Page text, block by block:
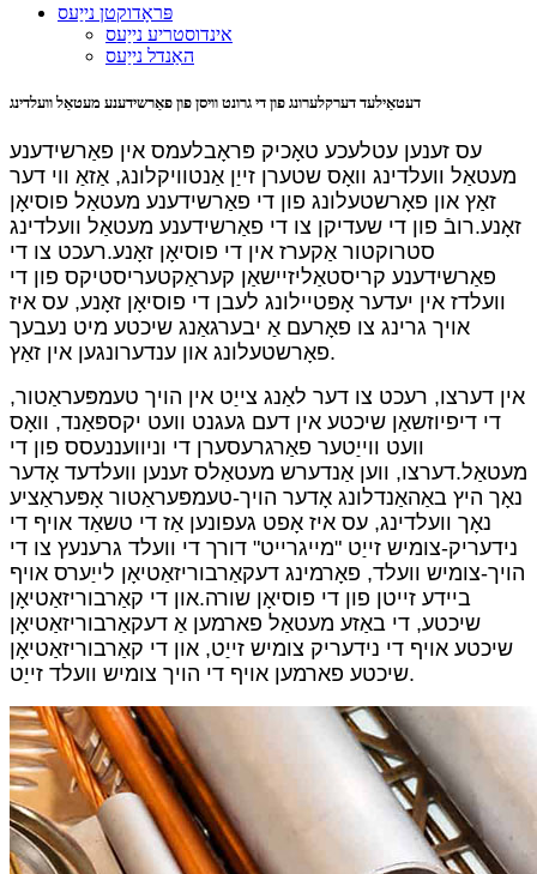
פּראָדוקטן נייַעס
אינדוסטריע נייַעס
האַנדל נייַעס
דעטאַילעד דערקלערונג פון די גרונט וויסן פון פאַרשידענע מעטאַל וועלדינג
עס זענען עטלעכע טאָכיק פּראָבלעמס אין פאַרשידענע
מעטאַל וועלדינג וואָס שטערן זייַן אַנטוויקלונג, אַזאַ ווי דער
זאַץ און פאָרשטעלונג פון די פאַרשידענע מעטאַל פוסיאָן
זאָנע.רובֿ פון די שעדיקן צו די פאַרשידענע מעטאַל וועלדינג
סטרוקטור אַקערז אין די פוסיאָן זאָנע.רעכט צו די
פאַרשידענע קריסטאַליזיישאַן קעראַקטעריסטיקס פון די
וועלדז אין יעדער אָפּטיילונג לעבן די פוסיאָן זאָנע, עס איז
אויך גרינג צו פאָרעם אַ יבערגאַנג שיכטע מיט נעבעך
פאָרשטעלונג און ענדערונגען אין זאַץ.
אין דערצו, רעכט צו דער לאַנג צייַט אין הויך טעמפּעראַטור,
די דיפיוזשאַן שיכטע אין דעם געגנט וועט יקספּאַנד, וואָס
וועט ווייַטער פאַרגרעסערן די וניוועננעסס פון די
מעטאַל.דערצו, ווען אַנדערש מעטאַלס ​​זענען וועלדעד אָדער
נאָך היץ באַהאַנדלונג אָדער הויך-טעמפּעראַטור אָפּעראַציע
נאָך וועלדינג, עס איז אָפט געפונען אַז די טשאַד אויף די
נידעריק-צומיש זייַט "מייגרייט" דורך די וועלד גרענעץ צו די
הויך-צומיש וועלד, פאָרמינג דעקאַרבוריזאַטיאָן לייַערס אויף
ביידע זייטן פון די פוסיאָן שורה.און די קאַרבוריזאַטיאָן
שיכטע, די באַזע מעטאַל פארמען אַ דעקאַרבוריזאַטיאָן
שיכטע אויף די נידעריק צומיש זייַט, און די קאַרבוריזאַטיאָן
שיכטע פארמען אויף די הויך צומיש וועלד זייַט.